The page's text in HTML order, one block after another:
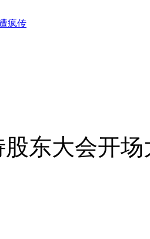
疯传
节沉管顺利完成沉放着床
人员
升级安保 密布摄像头
大会开场